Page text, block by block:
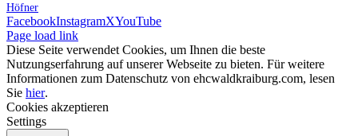
Höfner
FacebookInstagramXYouTube
Page load link
Diese Seite verwendet Cookies, um Ihnen die beste
Nutzungserfahrung auf unserer Webseite zu bieten. Für weitere
Informationen zum Datenschutz von ehcwaldkraiburg.com, lesen
Sie hier.
Cookies akzeptieren
Settings